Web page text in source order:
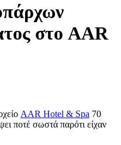
στο AAR
AAR Hotel & Spa 70
ποτέ σωστά παρότι είχαν